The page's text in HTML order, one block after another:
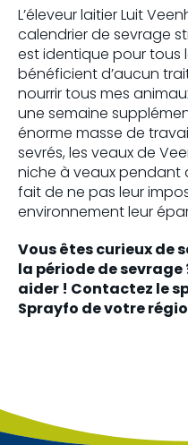
L’éleveur laitier Luit
calendrier de sevrage
est identique pour tous
bénéficient d’aucun
nourrir tous mes
une semaine
énorme masse de
sevrés, les veaux de
niche à veaux pendant
fait de ne pas leur
environnement leur
Vous êtes curieux de
la période de sevrage
aider ! Contactez le
Sprayfo de votre